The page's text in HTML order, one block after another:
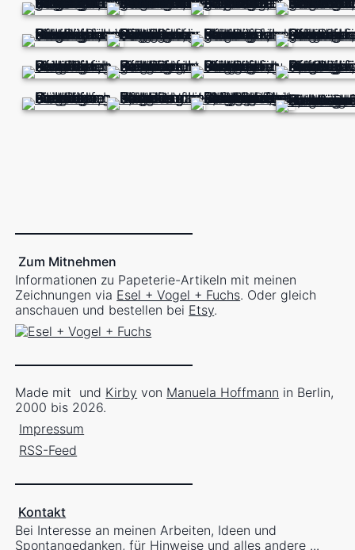
Zum Mitnehmen
Informationen zu Papeterie-Artikeln mit meinen
Zeichnungen via Esel + Vogel + Fuchs. Oder gleich
anschauen und bestellen bei Etsy.
Made mit und Kirby von Manuela Hoffmann in Berlin,
2000 bis 2026.
Impressum
RSS-Feed
Kontakt
Bei Interesse an meinen Arbeiten, Ideen und
Spontangedanken, für Hinweise und alles andere ...